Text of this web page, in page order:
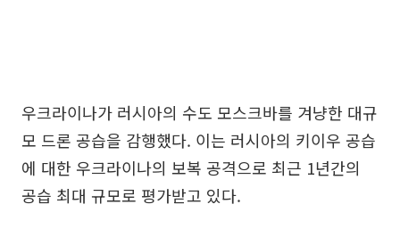
우크라이나가 러시아의 수도 모스크바를 겨냥한 대규
모 드론 공습을 감행했다. 이는 러시아의 키이우 공습
에 대한 우크라이나의 보복 공격으로 최근 1년간의
공습 최대 규모로 평가받고 있다.